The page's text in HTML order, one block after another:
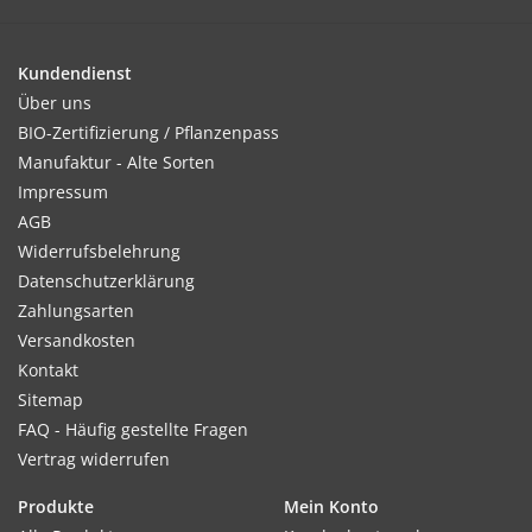
Kultur:
Ca. Mitte Mai nach Frostgefahr auspflanzen. Im Abstand von
20–35cm.
Standort:
Benötigt viel Wärme und Sonne. Durchlässiger, kalkreicher
Boden ist ideal. Regelmäßige Düngung fördert Wachstum und
Blüte.
Ernte / Blüte:
Blütezeit von Juni–Frostbeginn. Blüte nur bei Sonne geöffnet.
Verblühte Blütenstände abschneiden.
Kundendienst
Über uns
BIO-Zertifizierung / Pflanzenpass
Manufaktur - Alte Sorten
Impressum
AGB
Widerrufsbelehrung
Datenschutzerklärung
Zahlungsarten
Versandkosten
Kontakt
Sitemap
FAQ - Häufig gestellte Fragen
Vertrag widerrufen
Produkte
Mein Konto